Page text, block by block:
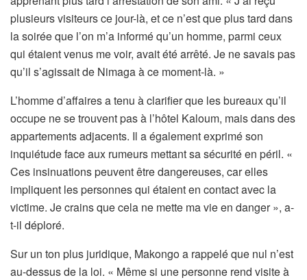
plusieurs visiteurs ce jour-là, et ce n’est que plus tard dans
la soirée que l’on m’a informé qu’un homme, parmi ceux
qui étaient venus me voir, avait été arrêté. Je ne savais pas
qu’il s’agissait de Nimaga à ce moment-là. »
L’homme d’affaires a tenu à clarifier que les bureaux qu’il
occupe ne se trouvent pas à l’hôtel Kaloum, mais dans des
appartements adjacents. Il a également exprimé son
inquiétude face aux rumeurs mettant sa sécurité en péril. «
Ces insinuations peuvent être dangereuses, car elles
impliquent les personnes qui étaient en contact avec la
victime. Je crains que cela ne mette ma vie en danger », a-
t-il déploré.
Sur un ton plus juridique, Makongo a rappelé que nul n’est
au-dessus de la loi. « Même si une personne rend visite à